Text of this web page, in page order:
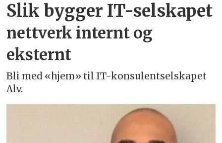
Slik bygger IT-selskapet
nettverk internt og
eksternt
Bli med «hjem» til IT-konsulentselskapet
Alv.